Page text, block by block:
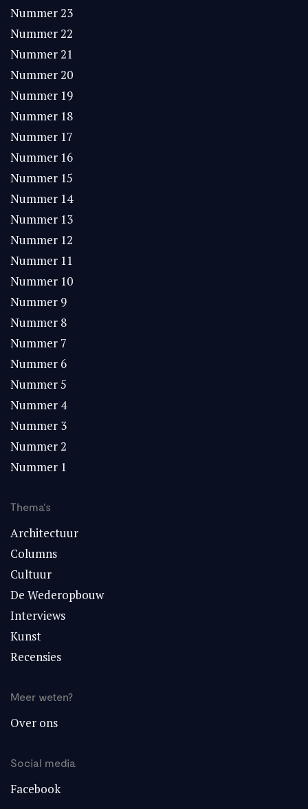
Nummer 23
Nummer 22
Nummer 21
Nummer 20
Nummer 19
Nummer 18
Nummer 17
Nummer 16
Nummer 15
Nummer 14
Nummer 13
Nummer 12
Nummer 11
Nummer 10
Nummer 9
Nummer 8
Nummer 7
Nummer 6
Nummer 5
Nummer 4
Nummer 3
Nummer 2
Nummer 1
Thema's
Architectuur
Columns
Cultuur
De Wederopbouw
Interviews
Kunst
Recensies
Meer weten?
Over ons
Social media
Facebook